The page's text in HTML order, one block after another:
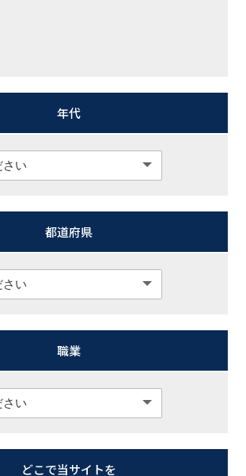
年代
都道府県
職業
どこで当サイトを